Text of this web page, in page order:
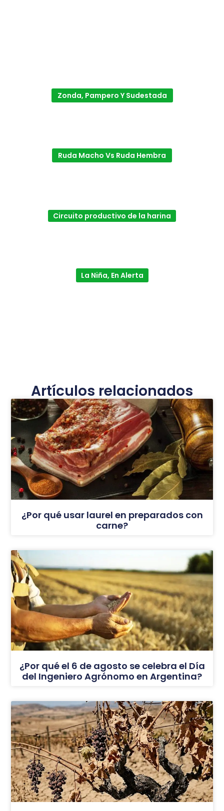
Zonda, Pampero Y Sudestada
Ruda Macho Vs Ruda Hembra
Circuito productivo de la harina
La Niña, En Alerta
Artículos relacionados
¿Por qué usar laurel en preparados con
carne?
¿Por qué el 6 de agosto se celebra el Día
del Ingeniero Agrónomo en Argentina?